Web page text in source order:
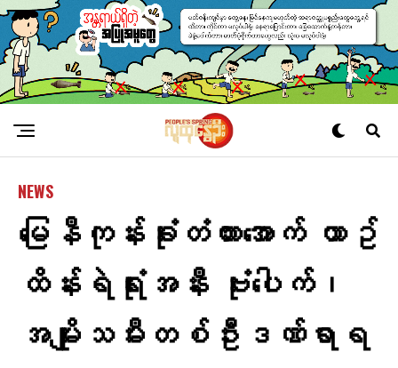
NEWS
မြေနီကုန်းခုံးတံတားအောက် ယာဥ်
ထိန်းရဲရုံးအနီး ဗုံးပေါက်၊
အမျိုးသမီးတစ်ဦးဒဏ်ရာရ